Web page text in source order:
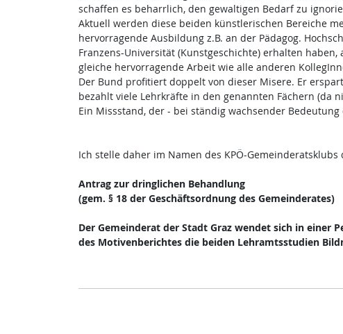
schaffen es beharrlich, den gewaltigen Bedarf zu
Aktuell werden diese beiden künstlerischen Bereiche
hervorragende Ausbildung z.B. an der Pädagog.
Franzens-Universität (Kunstgeschichte) erhalten
gleiche hervorragende Arbeit wie alle anderen
Der Bund profitiert doppelt von dieser Misere. Er
bezahlt viele Lehrkräfte in den genannten Fächern (da
Ein Missstand, der - bei ständig wachsender
Ich stelle daher im Namen des KPÖ-Gemeinderatsklubs
Antrag zur dringlichen Behandlung
(gem. § 18 der Geschäftsordnung des Gemeinderates)
Der Gemeinderat der Stadt Graz wendet sich in einer
des Motivenberichtes die beiden Lehramtsstudien